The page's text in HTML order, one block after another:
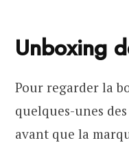
Unboxing
Pour regarder la
quelques-unes
avant que la